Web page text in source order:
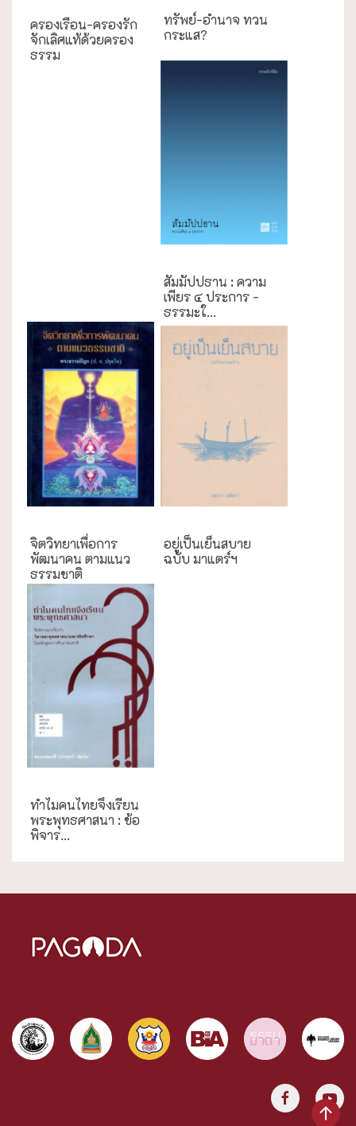
ครองเรือน-ครองรัก
จักเลิศแท้ด้วยครอง
ธรรม
ทรัพย์-อำนาจ ทวน
กระแส?
สัมมัปปธาน : ความ
เพียร ๔ ประการ -
ธรรมะใ...
จิตวิทยาเพื่อการ
พัฒนาคน ตามแนว
ธรรมชาติ
อยู่เป็นเย็นสบาย
ฉบับ มาแตร์ฯ
ทำไมคนไทยจึงเรียน
พระพุทธศาสนา : ข้อ
พิจาร...